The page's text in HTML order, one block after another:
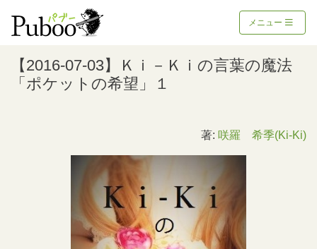
メニュー
【2016-07-03】Ｋｉ－Ｋｉの言葉の魔法
「ポケットの希望」１
著: 咲羅 希季(Ki-Ki)